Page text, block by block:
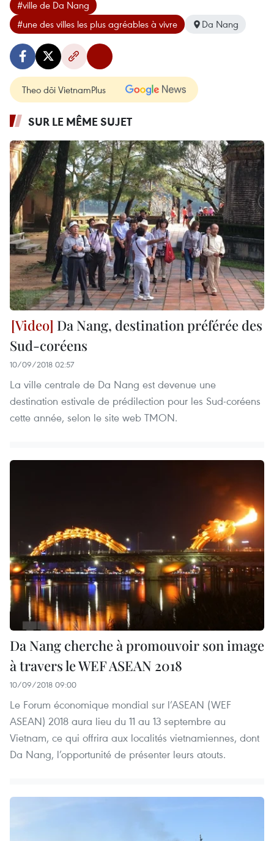
#ville de Da Nang
#une des villes les plus agréables à vivre
Da Nang
Theo dõi VietnamPlus
SUR LE MÊME SUJET
Da Nang, destination préférée des
Sud-coréens
10/09/2018 02:57
La ville centrale de Da Nang est devenue une
destination estivale de prédilection pour les Sud-coréens
cette année, selon le site web TMON.
Da Nang cherche à promouvoir son image
à travers le WEF ASEAN 2018
10/09/2018 09:00
Le Forum économique mondial sur l’ASEAN (WEF
ASEAN) 2018 aura lieu du 11 au 13 septembre au
Vietnam, ce qui offrira aux localités vietnamiennes, dont
Da Nang, l’opportunité de présenter leurs atouts.